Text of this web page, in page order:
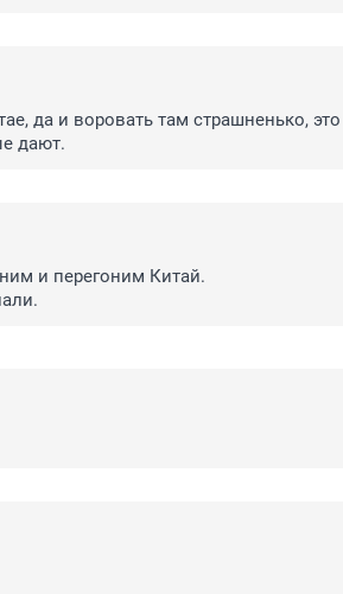
да и воровать там страшненько,
дают.
и перегоним Китай.